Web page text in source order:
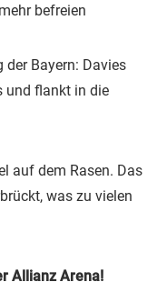
befreien
der Bayern: Davies
und flankt in die
auf dem Rasen. Das
was zu vielen
Allianz Arena!